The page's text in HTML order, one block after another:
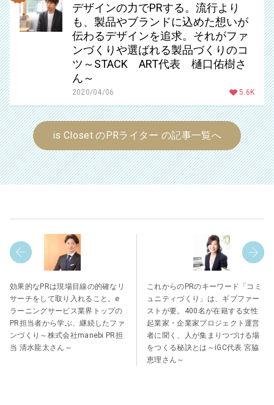
デザインの力でPRする。流行より
も、製品やブランドに込めた想いが
伝わるデザインを追求。それがファ
ンづくりや選ばれる製品づくりのコ
ツ～STACK ART代表 樋口佑樹さ
ん～
2020/04/06 5.6K
is Closet のPRライター の記事一覧へ
効果的なPRは現場目線の的確なリ
サーチをして取り入れること。e
ラーニングサービス業界トップの
PR担当者から学ぶ、継続したファ
ンづくり～株式会社manebi PR担
当 清水龍太さん～
これからのPRのキーワード「コミ
ュニティづくり」は、ギブファー
ストが要。400名が在籍する女性
起業家・企業家プロジェクト運営
者に聞く、人が集まりつづける場
をつくる秘訣とは～iGC代表 宮脇
恵理さん～